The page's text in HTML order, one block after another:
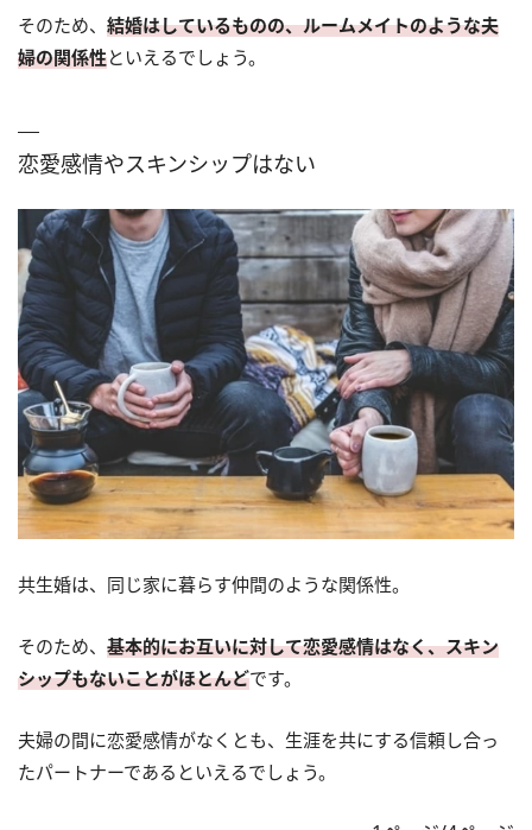
そのため、 結婚はしているものの、ルームメイトのような夫
婦の関係性といえるでしょう。
恋愛感情やスキンシップはない
共生婚は、同じ家に暮らす仲間のような関係性。
そのため、 基本的にお互いに対して恋愛感情はなく、スキン
シップもないことがほとんどです。
夫婦の間に恋愛感情がなくとも、生涯を共にする信頼し合っ
たパートナーであるといえるでしょう。